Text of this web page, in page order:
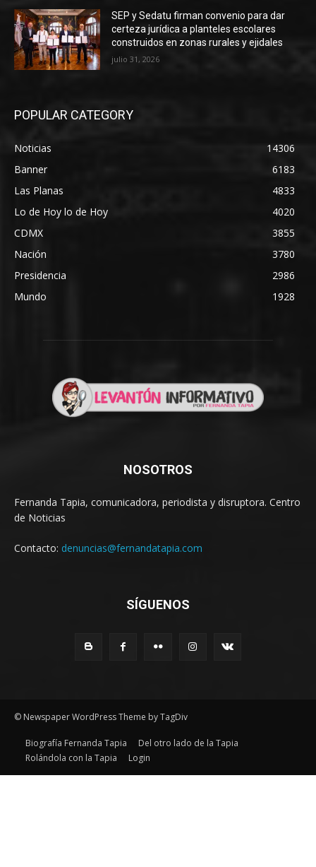
SEP y Sedatu firman convenio para dar
certeza jurídica a planteles escolares
construidos en zonas rurales y ejidales
julio 31, 2026
POPULAR CATEGORY
Noticias
14306
Banner
6183
Las Planas
4833
Lo de Hoy lo de Hoy
4020
CDMX
3855
Nación
3780
Presidencia
2986
Mundo
1928
NOSOTROS
Fernanda Tapia, comunicadora, periodista y disruptora. Centro
de Noticias
Contacto: denuncias@fernandatapia.com
SÍGUENOS
© Newspaper WordPress Theme by TagDiv
Biografía Fernanda Tapia
Del otro lado de la Tapia
Rolándola con la Tapia
Login